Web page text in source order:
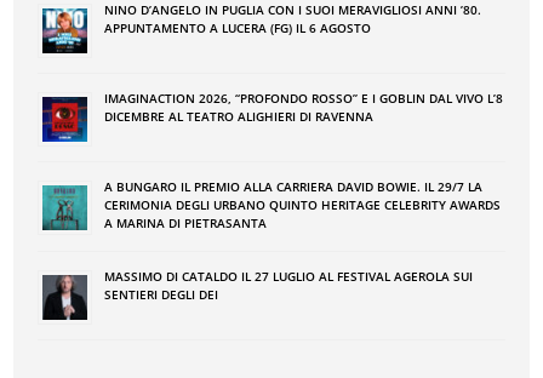
NINO DʼANGELO IN PUGLIA CON I SUOI MERAVIGLIOSI ANNI ʼ80.
APPUNTAMENTO A LUCERA (FG) IL 6 AGOSTO
IMAGINACTION 2026, “PROFONDO ROSSO” E I GOBLIN DAL VIVO L’8
DICEMBRE AL TEATRO ALIGHIERI DI RAVENNA
A BUNGARO IL PREMIO ALLA CARRIERA DAVID BOWIE. IL 29/7 LA
CERIMONIA DEGLI URBANO QUINTO HERITAGE CELEBRITY AWARDS
A MARINA DI PIETRASANTA
MASSIMO DI CATALDO IL 27 LUGLIO AL FESTIVAL AGEROLA SUI
SENTIERI DEGLI DEI